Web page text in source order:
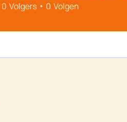
0 Volgers 0 Volgen